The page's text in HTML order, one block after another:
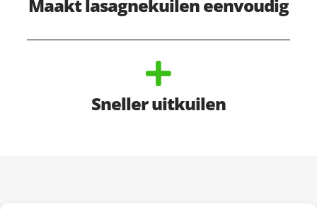
Maakt lasagnekuilen eenvoudig
Sneller uitkuilen